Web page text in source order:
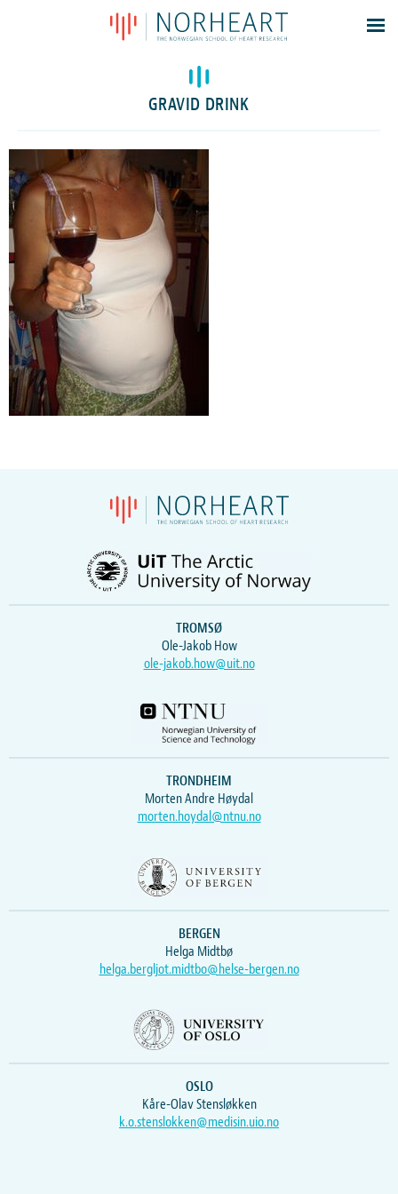
Latest news
Events
Members
Contacts
About
Log In
GRAVID DRINK
TROMSØ
Ole-Jakob How
ole-jakob.how@uit.no
TRONDHEIM
Morten Andre Høydal
morten.hoydal@ntnu.no
BERGEN
Helga Midtbø
helga.bergljot.midtbo@helse-bergen.no
OSLO
Kåre-Olav Stensløkken
k.o.stenslokken@medisin.uio.no